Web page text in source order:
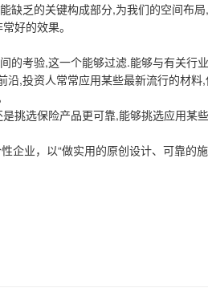
乏的关键构成部分,为我们的空间布
好的效果。
的考验,这一个能够过滤.能够与有关行
,投资人常常应用某些最新流行的材
挑选保险产品更可靠,能够挑选应用
业，以“做实用的原创设计、可靠的